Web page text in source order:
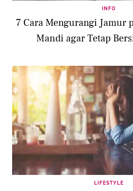
INFO
7 Cara Mengurangi Jamur
Mandi agar Tetap
LIFESTYLE